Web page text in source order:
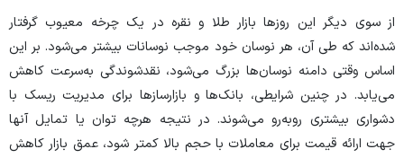
از سوی دیگر این روز‌ها بازار طلا و نقره در یک چرخه معیوب گرفتار
شده‌اند که طی آن، هر نوسان خود موجب نوسانات بیشتر می‌شود. بر این
اساس وقتی دامنه نوسان‌ها بزرگ می‌شود، نقدشوندگی به‌سرعت کاهش
می‌یابد. در چنین شرایطی، بانک‌ها و بازارساز‌ها برای مدیریت ریسک با
دشواری بیشتری روبه‌رو می‌شوند. در نتیجه هرچه توان یا تمایل آنها
جهت ارائه قیمت برای معاملات با حجم بالا کمتر شود، عمق بازار کاهش